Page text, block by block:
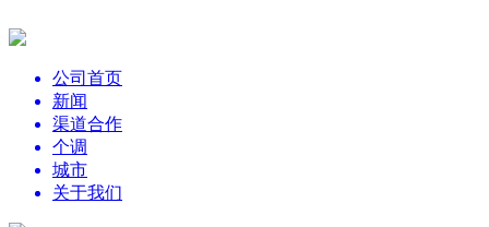
公司首页
新闻
渠道合作
个调
城市
关于我们